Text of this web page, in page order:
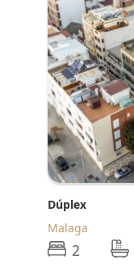
Dúplex
Malaga
2